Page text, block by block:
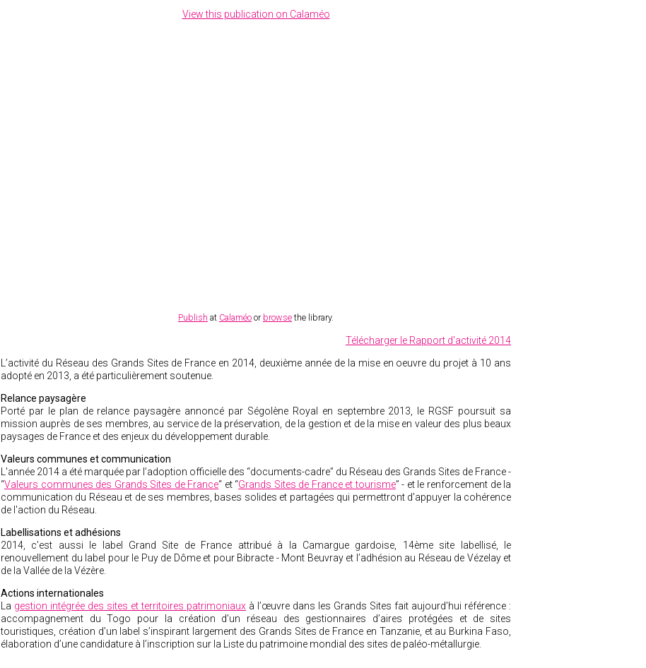
View this publication on Calaméo
Publish at Calaméo or browse the library.
Télécharger le Rapport d'activité 2014
L’activité du Réseau des Grands Sites de France en 2014, deuxième année de la mise en oeuvre du projet à 10 ans
adopté en 2013, a été particulièrement soutenue.
Relance paysagère
Porté par le plan de relance paysagère annoncé par Ségolène Royal en septembre 2013, le RGSF poursuit sa
mission auprès de ses membres, au service de la préservation, de la gestion et de la mise en valeur des plus beaux
paysages de France et des enjeux du développement durable.
Valeurs communes et communication
L'année 2014 a été marquée par l’adoption officielle des “documents-cadre” du Réseau des Grands Sites de France -
“Valeurs communes des Grands Sites de France“ et “Grands Sites de France et tourisme” - et le renforcement de la
communication du Réseau et de ses membres, bases solides et partagées qui permettront d'appuyer la cohérence
de l'action du Réseau.
Labellisations et adhésions
2014, c’est aussi le label Grand Site de France attribué à la Camargue gardoise, 14ème site labellisé, le
renouvellement du label pour le Puy de Dôme et pour Bibracte - Mont Beuvray et l’adhésion au Réseau de Vézelay et
de la Vallée de la Vézère.
Actions internationales
La gestion intégrée des sites et territoires patrimoniaux à l’œuvre dans les Grands Sites fait aujourd’hui référence :
accompagnement du Togo pour la création d’un réseau des gestionnaires d’aires protégées et de sites
touristiques, création d’un label s’inspirant largement des Grands Sites de France en Tanzanie, et au Burkina Faso,
élaboration d’une candidature à l’inscription sur la Liste du patrimoine mondial des sites de paléo-métallurgie.